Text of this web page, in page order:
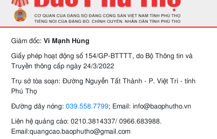
Giám đốc: Vi Mạnh Hùng
Giấy phép hoạt động số 154/GP-BTTTT, do Bộ Thông tin và
Truyền thông cấp ngày 24/3/2022
Trụ sở tòa soạn: Đường Nguyễn Tất Thành - P. Việt Trì - tỉnh
Phú Thọ
Đường dây nóng: 039.558.7799; Email: info@baophutho.vn
Liên hệ quảng cáo: 0210.3814337/ 0966.683988.
Email:quangcao.baophutho@gmail.com